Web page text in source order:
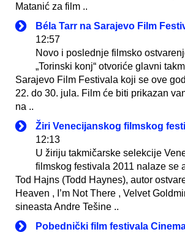
Matanić za film ..
Béla Tarr na Sarajevo Film
12:57
Novo i poslednje filmsko
„Torinski konj“ otvoriće glavni
Sarajevo Film Festivala koji se ove
22. do 30. jula. Film će biti prikazan
na ..
Žiri Venecijanskog filmskog
12:13
U žiriju takmičarske selekcije
filmskog festivala 2011 nalaze se
Tod Hajns (Todd Haynes), autor
Heaven , I’m Not There , Velvet
sineasta Andre Tešine ..
Pobednički film festivala